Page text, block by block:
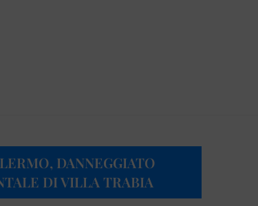
DANNEGGIATO
DI VILLA TRABIA